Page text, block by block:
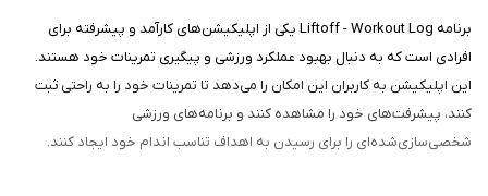
برنامه Liftoff - Workout Log یکی از اپلیکیشن‌های کارآمد و پیشرفته برای
افرادی است که به دنبال بهبود عملکرد ورزشی و پیگیری تمرینات خود هستند.
این اپلیکیشن به کاربران این امکان را می‌دهد تا تمرینات خود را به راحتی ثبت
کنند، پیشرفت‌های خود را مشاهده کنند و برنامه‌های ورزشی
شخصی‌سازی‌شده‌ای را برای رسیدن به اهداف تناسب اندام خود ایجاد کنند.